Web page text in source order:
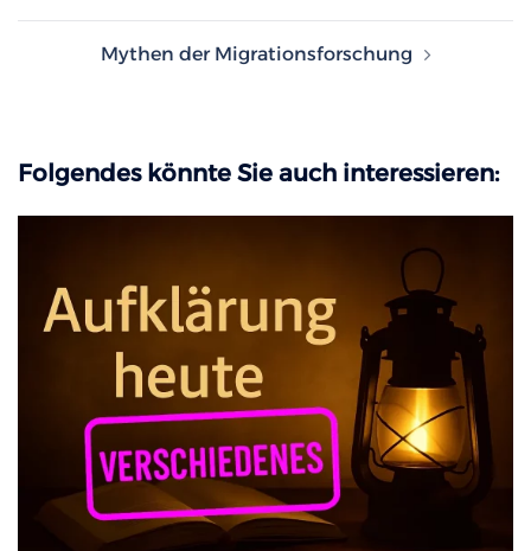
Mythen der Migrationsforschung
Folgendes könnte Sie auch interessieren: